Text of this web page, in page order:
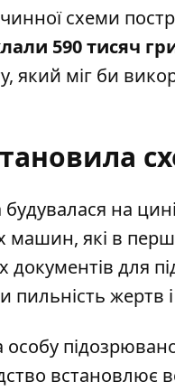
схеми
590 тисяч
який міг би
на
машин, які в
для
пильність жертв
особу